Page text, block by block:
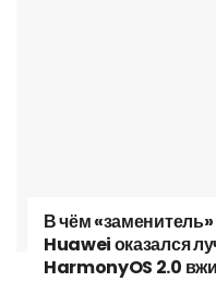
В чём
Huawei оказался
HarmonyOS 2.0